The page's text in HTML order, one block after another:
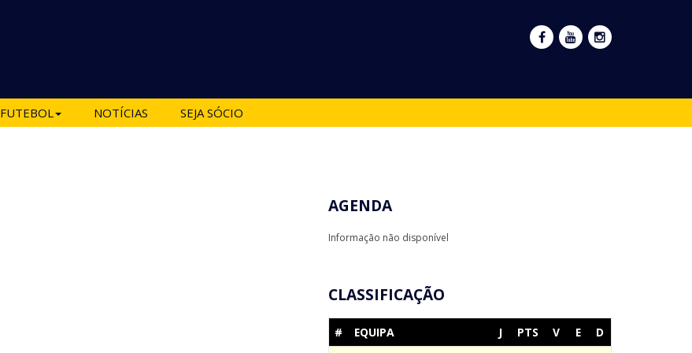
FUTEBOL NOTÍCIAS SEJA SÓCIO
AGENDA
Informação não disponível
CLASSIFICAÇÃO
# EQUIPA J PTS V E D